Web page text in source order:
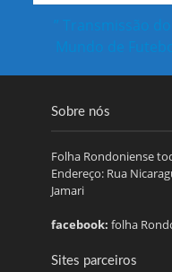
” Transmissão
Sobre nós
Folha Rondoniense
Endereço: Rua
Jamari
facebook: folha
Sites parceiros